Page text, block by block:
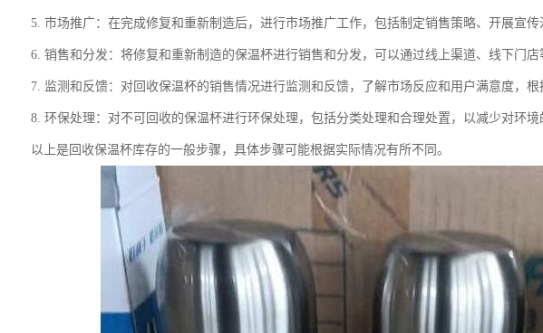
5. 市场推广：在完成修复和重新制造后，进行市场推广工作，包括制定销售策略、开展宣传
6. 销售和分发：将修复和重新制造的保温杯进行销售和分发，可以通过线上渠道、线下门店
7. 监测和反馈：对回收保温杯的销售情况进行监测和反馈，了解市场反应和用户满意度，根
8. 环保处理：对不可回收的保温杯进行环保处理，包括分类处理和合理处置，以减少对环境
以上是回收保温杯库存的一般步骤，具体步骤可能根据实际情况有所不同。